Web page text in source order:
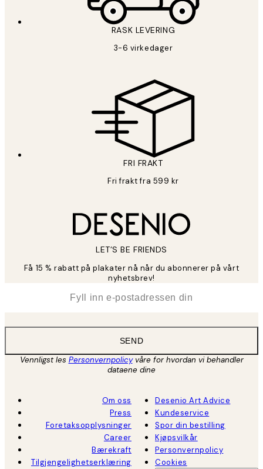
RASK LEVERING
3-6 virkedager
FRI FRAKT
Fri frakt fra 599 kr
LET’S BE FRIENDS
Få 15 % rabatt på plakater nå når du abonnerer på vårt
nyhetsbrev!
SEND
Vennligst les Personvernpolicyvåre for hvordan vi behandler
dataene dine
Om oss
Press
Foretaksopplysninger
Career
Bærekraft
Tilgjengelighetserklæring
Desenio Art Advice
Kundeservice
Spor din bestilling
Kjøpsvilkår
Personvernpolicy
Cookies